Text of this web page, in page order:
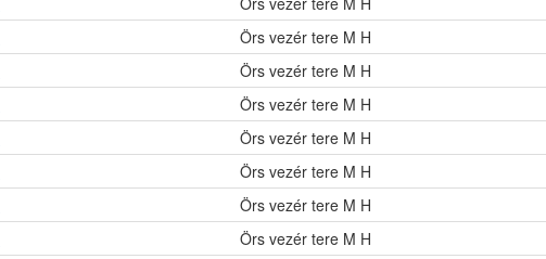
Örs vezér tere M H
Örs vezér tere M H
Örs vezér tere M H
Örs vezér tere M H
Örs vezér tere M H
Örs vezér tere M H
Örs vezér tere M H